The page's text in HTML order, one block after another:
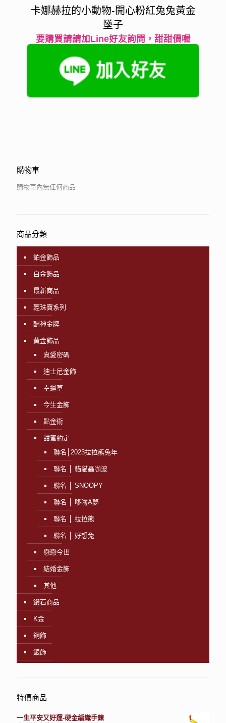
卡娜赫拉的小動物-開心粉紅兔兔黃金
墜子
要購買請請加Line好友詢問，甜甜價喔
購物車
購物車內無任何商品
商品分類
鉑金飾品
白金飾品
最新商品
輕珠寶系列
酬神金牌
黃金飾品
真愛密碼
迪士尼金飾
幸運草
今生金飾
點金術
甜蜜約定
聯名│2023拉拉熊兔年
聯名 │ 貓貓蟲咖波
聯名 │ SNOOPY
聯名 │ 哆啦A夢
聯名 │ 拉拉熊
聯名 │ 好想兔
戀戀今世
結婚金飾
其他
鑽石商品
K金
鋼飾
銀飾
特價商品
一生平安又好運-硬金編織手鍊